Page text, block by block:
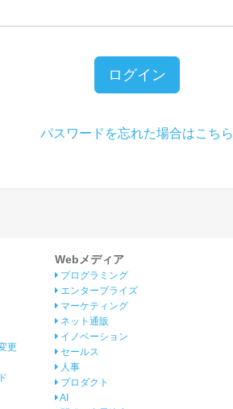
ログイン
パスワードを忘れた場合はこちら
更
Webメディア
プログラミング
エンタープライズ
マーケティング
ネット通販
イノベーション
セールス
人事
プロダクト
AI